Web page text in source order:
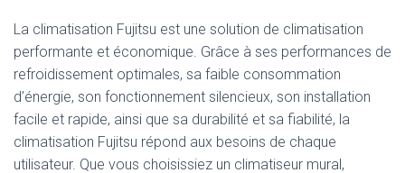
La climatisation Fujitsu est une solution de climatisation
performante et économique. Grâce à ses performances de
refroidissement optimales, sa faible consommation
d’énergie, son fonctionnement silencieux, son installation
facile et rapide, ainsi que sa durabilité et sa fiabilité, la
climatisation Fujitsu répond aux besoins de chaque
utilisateur. Que vous choisissiez un climatiseur mural,